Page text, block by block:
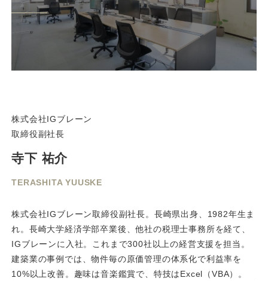
株式会社IGブレーン
取締役副社長
寺下 祐介
TERASHITA YUUSKE
株式会社IGブレーン取締役副社長。長崎県出身、1982年生ま
れ。長崎大学経済学部卒業後、他社の税理士事務所を経て、
IGブレーンに入社。これまで300社以上の経営支援を担当。
建築業の事例では、物件毎の原価管理の体系化で利益率を
10%以上改善。趣味は音楽鑑賞で、特技はExcel（VBA）。